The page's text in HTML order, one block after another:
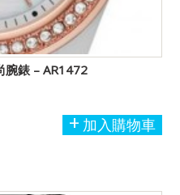
腕錶 – AR1472
加入購物車